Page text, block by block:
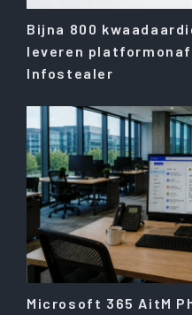
Bijna 800
leveren
Infostealer
Microsoft 365 AitM